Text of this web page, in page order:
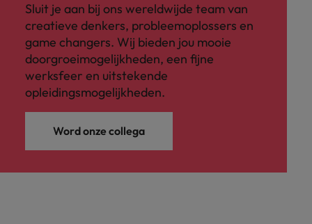
Sluit je aan bij ons wereldwijde team van
creatieve denkers, probleemoplossers en
game changers. Wij bieden jou mooie
doorgroeimogelijkheden, een fijne
werksfeer en uitstekende
opleidingsmogelijkheden.
Word onze collega